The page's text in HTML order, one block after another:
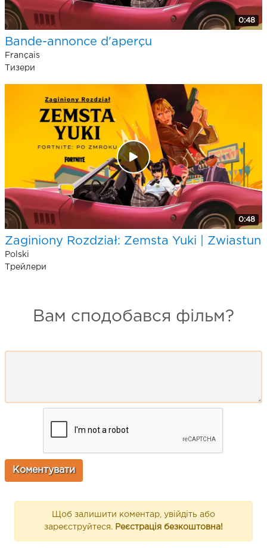
0:48
Bande-annonce d'aperçu
Français
Тизери
0:48
Zaginiony Rozdział: Zemsta Yuki | Zwiastun
Polski
Трейлери
Вам сподобався фільм?
Щоб залишити коментар, увійдіть або
зареєструйтеся. Реєстрація безкоштовна!